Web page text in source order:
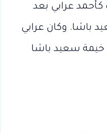
عرابي بعد
باشا. وكان عرابي
خيمة سعيد باشا